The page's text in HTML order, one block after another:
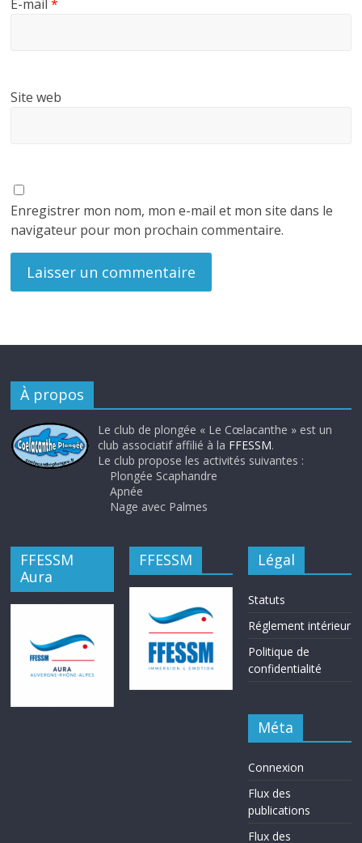
E-mail*
Site web
Enregistrer mon nom, mon e-mail et mon site dans le
navigateur pour mon prochain commentaire.
À propos
Le club de plongée « Le Cœlacanthe » est un
club associatif affilié à la FFESSM.
Le club propose les activités suivantes :
Plongée Scaphandre
Apnée
Nage avec Palmes
FFESSM
Aura
FFESSM Légal
Statuts
Réglement intérieur
Politique de
confidentialité
Méta
Connexion
Flux des
publications
Flux des